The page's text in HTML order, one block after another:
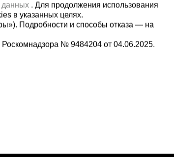
Мы в социальных сетях:
данных . Для продолжения использования
в указанных целях.
Подробности и способы отказа — на
№ 9484204 от 04.06.2025.